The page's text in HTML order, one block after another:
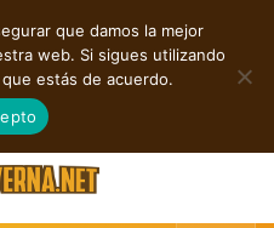
y conexiones digitales Baldy Crawler
9, 2026
que damos la mejor
web. Si sigues utilizando
estás de acuerdo.